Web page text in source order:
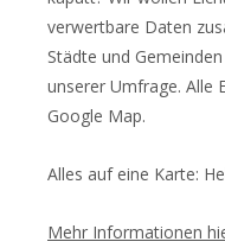
verwertbare Daten
Städte und
unserer Umfrage. Alle
Google Map.
Alles auf eine Karte:
Mehr Informationen